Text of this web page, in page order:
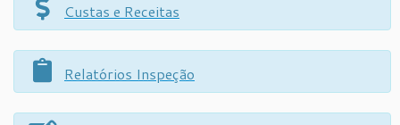
Custas e Receitas
Relatórios Inspeção